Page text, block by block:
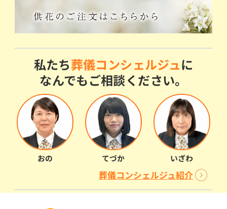
おの てづか いざわ
私たち葬儀コンシェルジュに
なんでもご相談ください。
葬儀コンシェルジュ紹介